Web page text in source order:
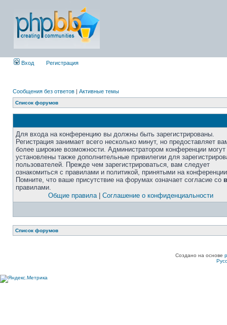
Вход Регистрация
Сообщения без ответов | Активные темы
Список форумов
Для входа на конференцию вы должны быть зарегистрированы.
Регистрация занимает всего несколько минут, но предоставляет
более широкие возможности. Администратором конференции
установлены также дополнительные привилегии для
пользователей. Прежде чем зарегистрироваться, вам следует
ознакомиться с правилами и политикой, принятыми на
Помните, что ваше присутствие на форумах означает согласие со
правилами.
Общие правила| Соглашение о конфиденциальности
Список форумов
Создано на основе